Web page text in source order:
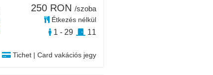
Tichet | Card vakációs jegy
250 RON /szoba
Étkezés nélkül
1 - 29 11